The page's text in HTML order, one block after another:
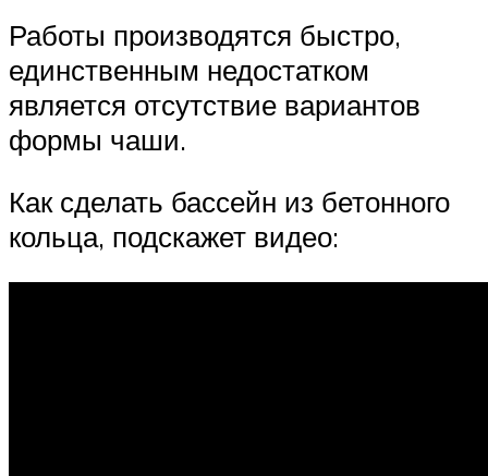
Работы производятся быстро,
единственным недостатком
является отсутствие вариантов
формы чаши.
Как сделать бассейн из бетонного
кольца, подскажет видео: